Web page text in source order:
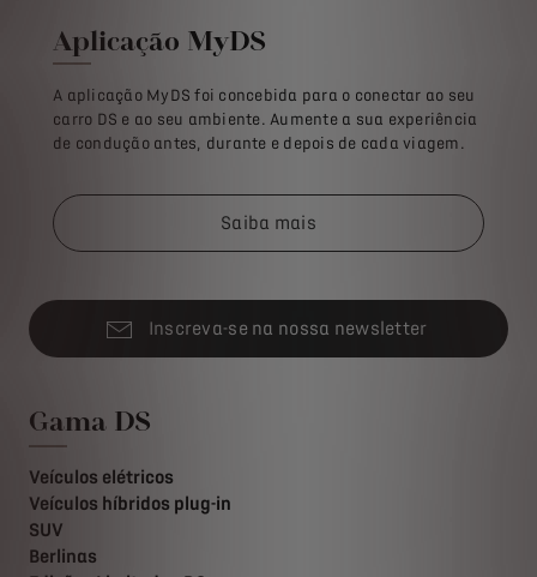
Aplicação MyDS
A aplicação MyDS foi concebida para o conectar ao seu
carro DS e ao seu ambiente. Aumente a sua experiência
de condução antes, durante e depois de cada viagem.
Saiba mais
Inscreva-se na nossa newsletter
Gama DS
Veículos elétricos
Veículos híbridos plug-in
SUV
Berlinas